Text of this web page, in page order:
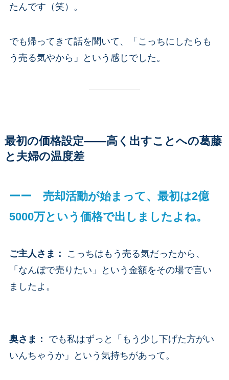
たんです（笑）。
でも帰ってきて話を聞いて、「こっちにしたらも
う売る気やから」という感じでした。
最初の価格設定——高く出すことへの葛藤
と夫婦の温度差
ーー 売却活動が始まって、最初は2億
5000万という価格で出しましたよね。
ご主人さま ：
こっちはもう売る気だったから、
「なんぼで売りたい」という金額をその場で言い
ましたよ。
奥さま ：
でも私はずっと「もう少し下げた方がい
いんちゃうか」という気持ちがあって。